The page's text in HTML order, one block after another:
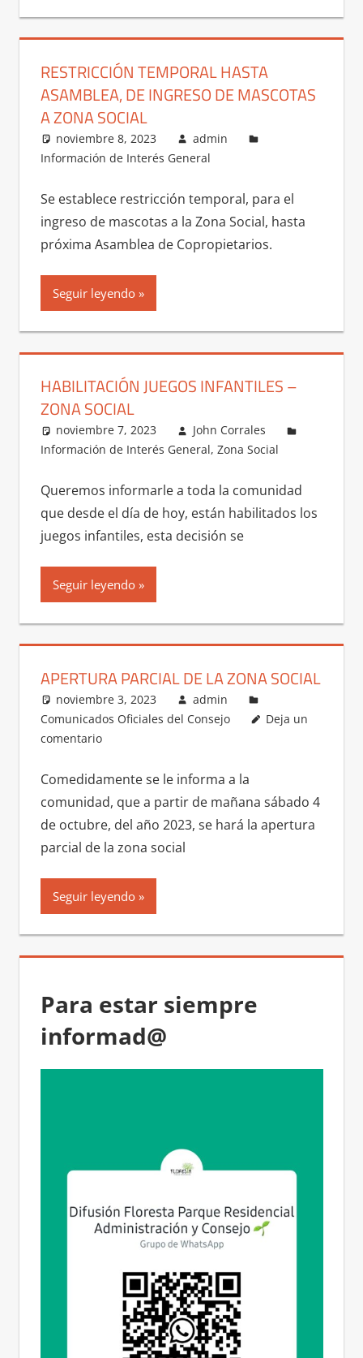
RESTRICCIÓN TEMPORAL HASTA
ASAMBLEA, DE INGRESO DE MASCOTAS
A ZONA SOCIAL
noviembre 8, 2023
admin
Información de Interés General
Se establece restricción temporal, para el
ingreso de mascotas a la Zona Social, hasta
próxima Asamblea de Copropietarios.
Seguir leyendo
HABILITACIÓN JUEGOS INFANTILES –
ZONA SOCIAL
noviembre 7, 2023
John Corrales
Información de Interés General, Zona Social
Queremos informarle a toda la comunidad
que desde el día de hoy, están habilitados los
juegos infantiles, esta decisión se
Seguir leyendo
APERTURA PARCIAL DE LA ZONA SOCIAL
noviembre 3, 2023
admin
Comunicados Oficiales del Consejo
Deja un
comentario
Comedidamente se le informa a la
comunidad, que a partir de mañana sábado 4
de octubre, del año 2023, se hará la apertura
parcial de la zona social
Seguir leyendo
Para estar siempre
informad@